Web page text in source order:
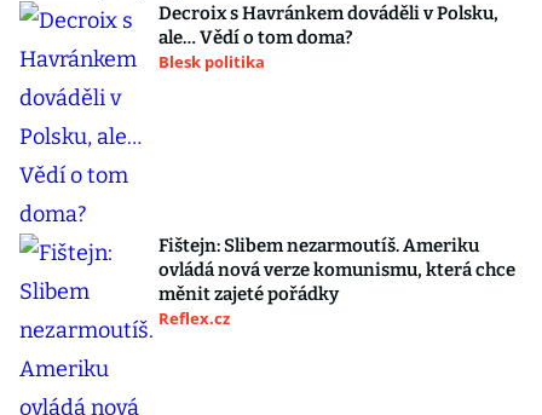
Decroix s Havránkem dováděli v Polsku,
ale… Vědí o tom doma?
Blesk politika
Fištejn: Slibem nezarmoutíš. Ameriku
ovládá nová verze komunismu, která chce
měnit zajeté pořádky
Reflex.cz